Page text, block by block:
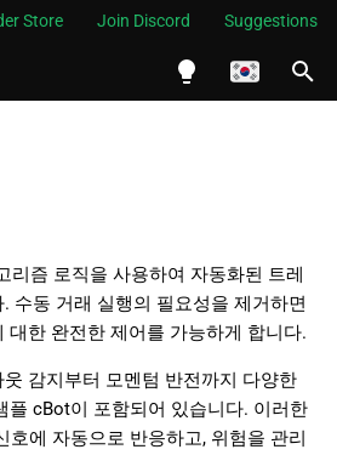
Store Join Discord Suggestions
العربية
Indonesia
Melayu
ไทย
Tiếng Việt
리즘 로직을 사용하여 자동화된 트레
수동 거래 실행의 필요성을 제거하면
대한 완전한 제어를 가능하게 합니다.
감지부터 모멘텀 반전까지 다양한
플 cBot이 포함되어 있습니다. 이러한
호에 자동으로 반응하고, 위험을 관리